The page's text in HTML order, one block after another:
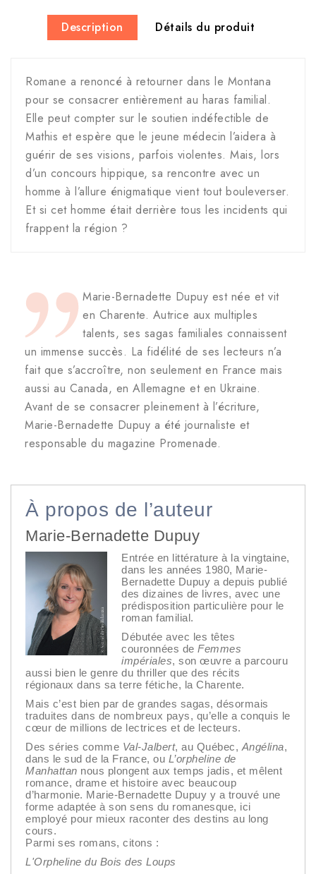
Description Détails du produit
Romane a renoncé à retourner dans le Montana
pour se consacrer entièrement au haras familial.
Elle peut compter sur le soutien indéfectible de
Mathis et espère que le jeune médecin l’aidera à
guérir de ses visions, parfois violentes. Mais, lors
d’un concours hippique, sa rencontre avec un
homme à l’allure énigmatique vient tout bouleverser.
Et si cet homme était derrière tous les incidents qui
frappent la région ?
Marie-Bernadette Dupuy est née et vit
en Charente. Autrice aux multiples
talents, ses sagas familiales connaissent
un immense succès. La fidélité de ses lecteurs n’a
fait que s’accroître, non seulement en France mais
aussi au Canada, en Allemagne et en Ukraine.
Avant de se consacrer pleinement à l’écriture,
Marie-Bernadette Dupuy a été journaliste et
responsable du magazine Promenade.
À propos de l’auteur
Marie-Bernadette Dupuy
Entrée en littérature à la vingtaine,
dans les années 1980, Marie-
Bernadette Dupuy a depuis publié
des dizaines de livres, avec une
prédisposition particulière pour le
roman familial.
Débutée avec les têtes
couronnées de Femmes
impériales, son œuvre a parcouru
aussi bien le genre du thriller que des récits
régionaux dans sa terre fétiche, la Charente.
Mais c’est bien par de grandes sagas, désormais
traduites dans de nombreux pays, qu’elle a conquis le
cœur de millions de lectrices et de lecteurs.
Des séries comme Val-Jalbert, au Québec,Angélina,
dans le sud de la France, ou L’orpheline de
Manhattan nous plongent aux temps jadis, et mêlent
romance, drame et histoire avec beaucoup
d’harmonie. Marie-Bernadette Dupuy y a trouvé une
forme adaptée à son sens du romanesque, ici
employé pour mieux raconter des destins au long
cours.
Parmi ses romans, citons :
L'Orpheline du Bois des Loups